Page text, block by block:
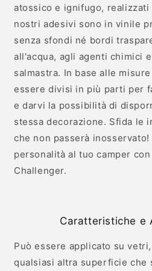
atossico e ignifugo,
nostri adesivi sono in vinile
senza sfondi né bordi
all'acqua, agli agenti chimici
salmastra. In base alle
essere divisi in più parti per
e darvi la possibilità di
stessa decorazione. Sfida le
che non passerà
personalità al tuo camper
Challenger.
Caratteristiche e
Può essere applicato su
qualsiasi altra superficie che